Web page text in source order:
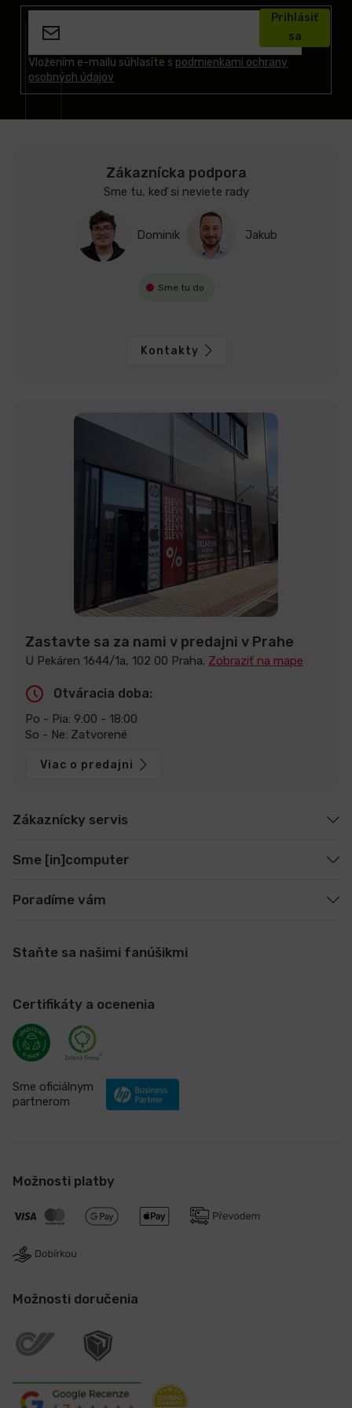
Vložením e-mailu súhlasíte s podmienkami ochrany
osobných údajov
Prihlásiť
sa
Zákaznícka podpora
Sme tu, keď si neviete rady
Dominik Jakub
Sme tu do
Kontakty
Zastavte sa za nami v predajni v Prahe
U Pekáren 1644/1a, 102 00 Praha. Zobraziť na mape
Otváracia doba:
Po - Pia: 9:00 - 18:00
So - Ne: Zatvorené
Viac o predajni
Zákaznícky servis
Sme [in]computer
Poradíme vám
Staňte sa našimi fanúšikmi
Certifikáty a ocenenia
Sme oficiálnym
partnerom
Možnosti platby
Možnosti doručenia